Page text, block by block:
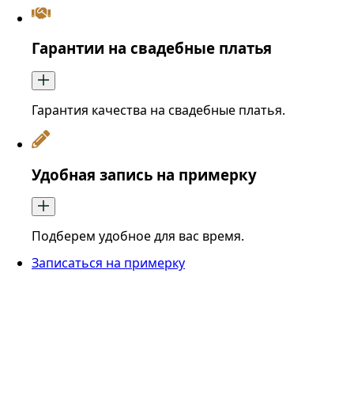
Гарантии на свадебные платья
Гарантия качества на свадебные платья.
Удобная запись на примерку
Подберем удобное для вас время.
Записаться на примерку